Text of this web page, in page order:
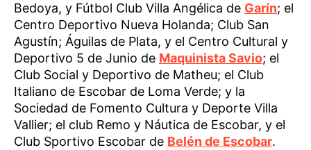
Bedoya, y Fútbol Club Villa Angélica de Garín; el
Centro Deportivo Nueva Holanda; Club San
Agustín; Águilas de Plata, y el Centro Cultural y
Deportivo 5 de Junio de Maquinista Savio; el
Club Social y Deportivo de Matheu; el Club
Italiano de Escobar de Loma Verde; y la
Sociedad de Fomento Cultura y Deporte Villa
Vallier; el club Remo y Náutica de Escobar, y el
Club Sportivo Escobar de Belén de Escobar.